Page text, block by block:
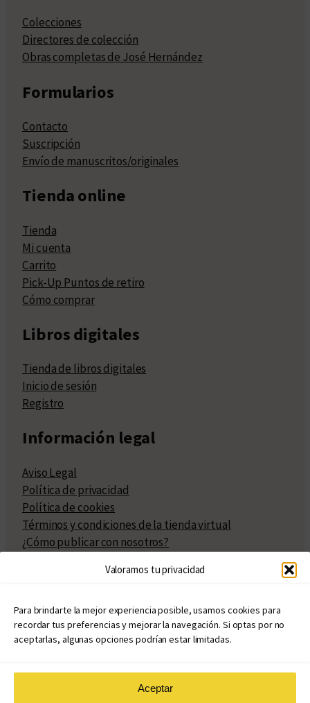
Valoramos tu privacidad
Para brindarte la mejor experiencia posible, usamos cookies para
recordar tus preferencias y mejorar la navegación. Si optas por no
aceptarlas, algunas opciones podrían estar limitadas.
Aceptar
Colecciones
Directores de colección
Obras completas de José Hernández
Formularios
Contacto
Suscripción
Envío de manuscritos/originales
Tienda online
Tienda
Mi cuenta
Carrito
Pick-Up Puntos de retiro
Cómo comprar
Libros digitales
Tienda de libros digitales
Inicio de sesión
Registro
Información legal
Aviso Legal
Política de privacidad
Política de cookies
Términos y condiciones de la tienda virtual
¿Cómo publicar con nosotros?
Políticas de publicación
Políticas de coedición
Atribuciones